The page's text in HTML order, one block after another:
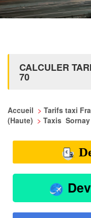
CALCULER
70
Accueil > Tarifs taxi
(Haute) > Taxis Sornay